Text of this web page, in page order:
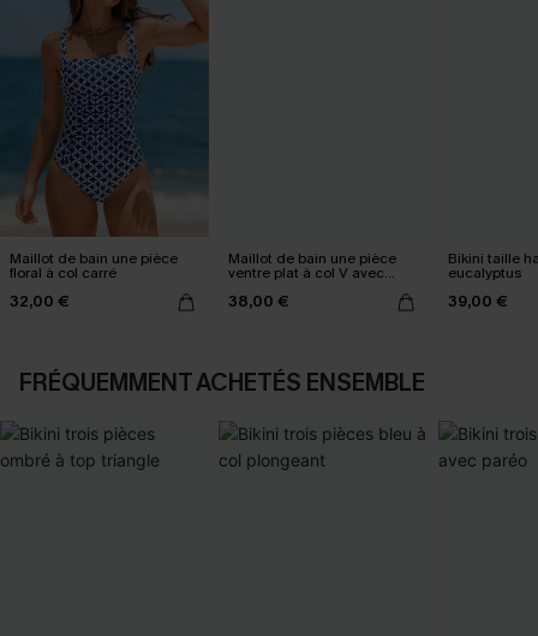
Maillot de bain une pièce
floral à col carré
32,00 €
Maillot de bain une pièce
ventre plat à col V avec
Mesh power
38,00 €
Bikini taille
eucalyptus
39,00 €
FRÉQUEMMENT ACHETÉS ENSEMBLE